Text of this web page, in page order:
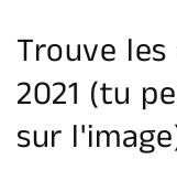
Trouve
2021 (tu
sur